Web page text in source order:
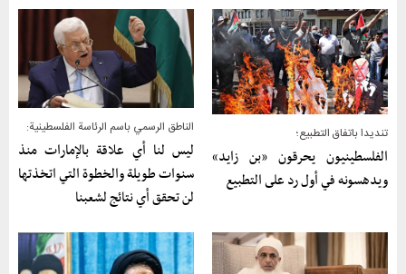
تنديدا باتفاق التطبيع؛
الفلسطينيون يحرقون «بن زايد»
ويدهسونه في أول رد على التطبيع
الناطق الرسمي باسم الرئاسة الفلسطينية:
ليس لنا أي علاقة بالإمارات منذ
سنوات طويلة والخطوة التي اتخذتها
لن تحقق أي نتائج لشعبنا